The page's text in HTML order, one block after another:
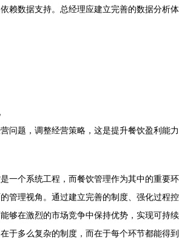
赖数据支持。总经理应建立完善的数据分析体
问题，调整经营策略，这是提升餐饮盈利能力
一个系统工程，而餐饮管理作为其中的重要环
管理视角。通过建立完善的制度、强化过程控
够在激烈的市场竞争中保持优势，实现可持续
于多么复杂的制度，而在于每个环节都能得到